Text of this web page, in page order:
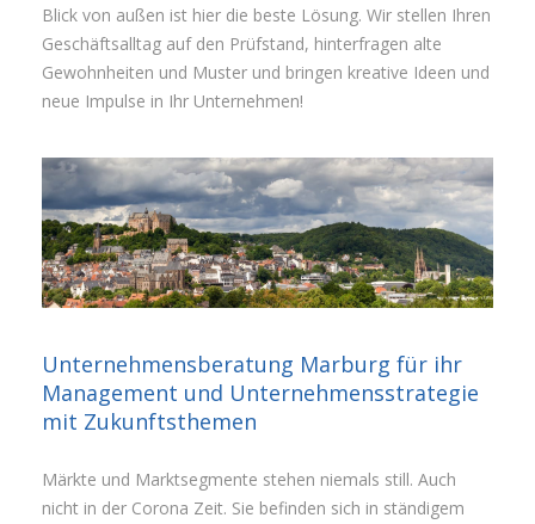
Blick von außen ist hier die beste Lösung. Wir stellen Ihren
Geschäftsalltag auf den Prüfstand, hinterfragen alte
Gewohnheiten und Muster und bringen kreative Ideen und
neue Impulse in Ihr Unternehmen!
Unternehmensberatung Marburg für ihr
Management und Unternehmensstrategie
mit Zukunftsthemen
Märkte und Marktsegmente stehen niemals still. Auch
nicht in der Corona Zeit. Sie befinden sich in ständigem